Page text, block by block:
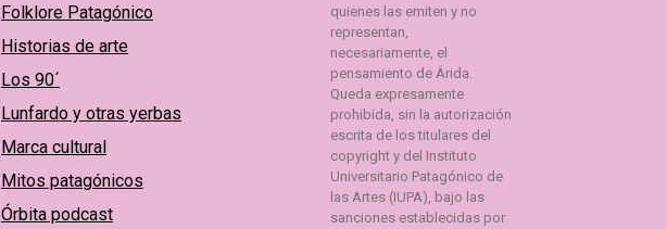
Folklore Patagónico
Historias de arte
Los 90´
Lunfardo y otras yerbas
Marca cultural
Mitos patagónicos
Órbita podcast
quienes las emiten y no
representan,
necesariamente, el
pensamiento de Árida.
Queda expresamente
prohibida, sin la autorización
escrita de los titulares del
copyright y del Instituto
Universitario Patagónico de
las Artes (IUPA), bajo las
sanciones establecidas por